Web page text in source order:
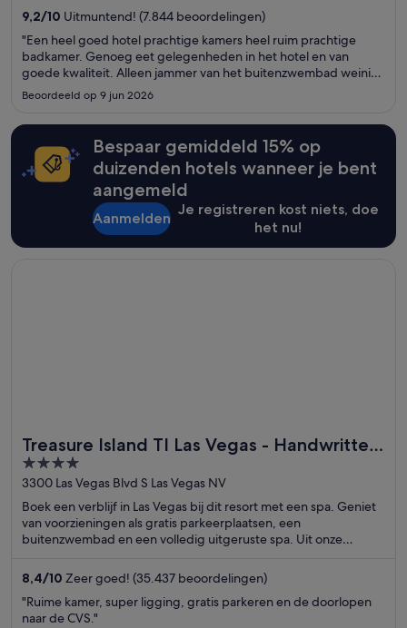
trekpleisters als Casino bij South Point Hotel en Allegiant
Stadium.
9,2/10 Uitmuntend! (7.844 beoordelingen)
"Een heel goed hotel prachtige kamers heel ruim prachtige
badkamer. Genoeg eet gelegenheden in het hotel en van
goede kwaliteit. Alleen jammer van het buitenzwembad weinig
schaduw plekken. Maar voor de rest is weinig op aan te merken.
een zeer goed hotel met een goede sfeer."
Beoordeeld op 9 jun 2026
Bespaar gemiddeld 15% op
duizenden hotels wanneer je bent
aangemeld
Aanmelden
Je registreren kost niets, doe
het nu!
Treasure Island TI Las Vegas - Handwritten
Collection
4
out
of
5
3300 Las Vegas Blvd S Las Vegas NV
Boek een verblijf in Las Vegas bij dit resort met een spa. Geniet
van voorzieningen als gratis parkeerplaatsen, een
buitenzwembad en een volledig uitgeruste spa. Uit onze
en het zwembad. In de buurt vind je trekpleisters als The
Venetian Casino en The Linq.
8,4/10 Zeer goed! (35.437 beoordelingen)
"Ruime kamer, super ligging, gratis parkeren en de doorlopen
naar de CVS."